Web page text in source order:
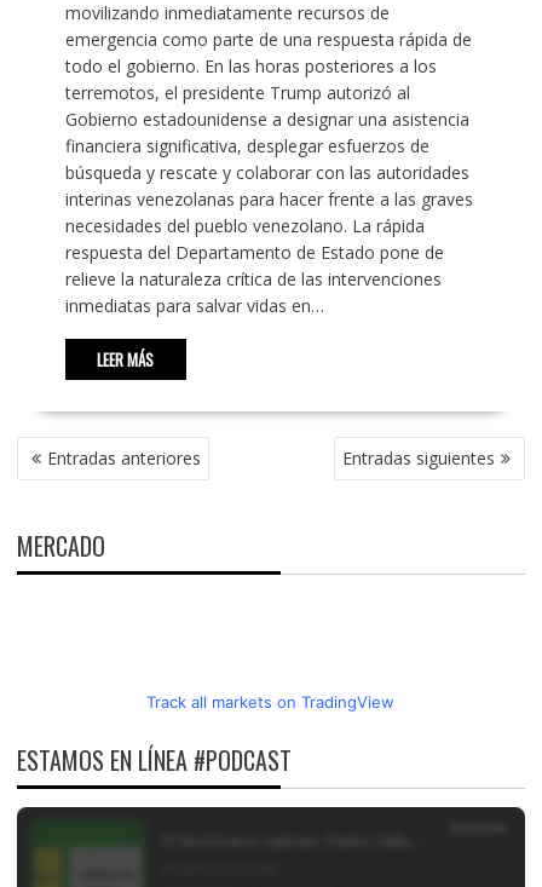
movilizando inmediatamente recursos de
emergencia como parte de una respuesta rápida de
todo el gobierno. En las horas posteriores a los
terremotos, el presidente Trump autorizó al
Gobierno estadounidense a designar una asistencia
financiera significativa, desplegar esfuerzos de
búsqueda y rescate y colaborar con las autoridades
interinas venezolanas para hacer frente a las graves
necesidades del pueblo venezolano. La rápida
respuesta del Departamento de Estado pone de
relieve la naturaleza crítica de las intervenciones
inmediatas para salvar vidas en…
LEER MÁS
NAVEGACIÓN
DE Entradas anteriores Entradas siguientes
MERCADO
Track all markets on TradingView
ESTAMOS EN LÍNEA #PODCAST